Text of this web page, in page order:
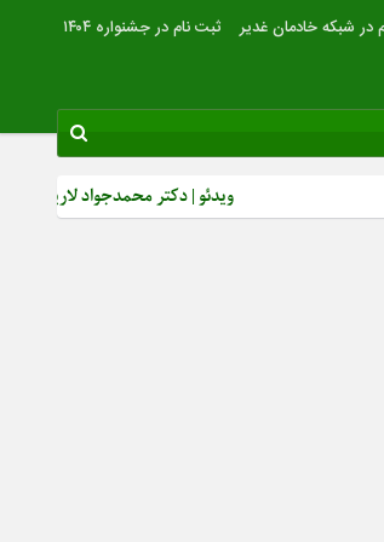
در شبکه خادمان غدیر ثبت نام در جشنواره ۱۴۰۴
ویدئو | دکتر محمدجواد لاریجانی: از رشد بصیرت